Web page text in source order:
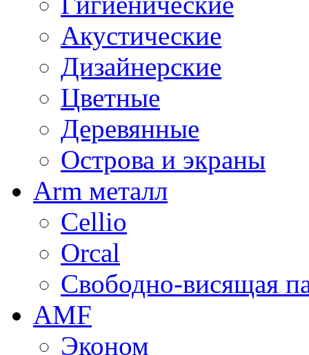
Акустические
Дизайнерские
Цветные
Деревянные
Острова и экраны
Arm металл
Cellio
Orcal
Свободно-висящая
AMF
Эконом